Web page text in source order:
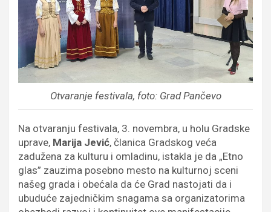
Otvaranje festivala, foto: Grad Pančevo
Na otvaranju festivala, 3. novembra, u holu Gradske
uprave, Marija Jević, članica Gradskog veća
zadužena za kulturu i omladinu, istakla je da „Etno
glas” zauzima posebno mesto na kulturnoj sceni
našeg grada i obećala da će Grad nastojati da i
ubuduće zajedničkim snagama sa organizatorima